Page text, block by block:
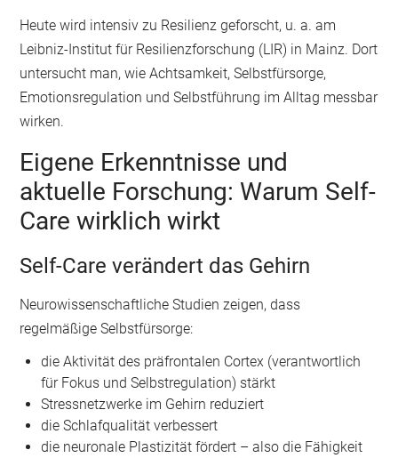
Heute wird intensiv zu Resilienz geforscht, u. a. am
Leibniz-Institut für Resilienzforschung (LIR) in Mainz. Dort
untersucht man, wie Achtsamkeit, Selbstfürsorge,
Emotionsregulation und Selbstführung im Alltag messbar
wirken.
Eigene Erkenntnisse und
aktuelle Forschung: Warum Self-
Care wirklich wirkt
Self-Care verändert das Gehirn
Neurowissenschaftliche Studien zeigen, dass
regelmäßige Selbstfürsorge:
die Aktivität des präfrontalen Cortex (verantwortlich
für Fokus und Selbstregulation) stärkt
Stressnetzwerke im Gehirn reduziert
die Schlafqualität verbessert
die neuronale Plastizität fördert – also die Fähigkeit